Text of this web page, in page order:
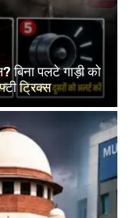
बिना पलटे गाड़ी को
ट्रिक्स